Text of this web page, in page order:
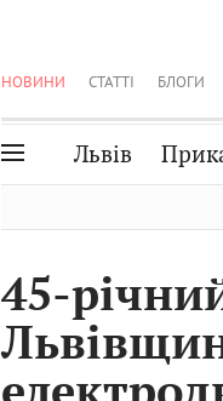
НОВИНИ СТАТТІ БЛОГИ
Львів
Волинь
Закарпаття
45-